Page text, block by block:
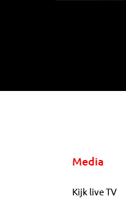
Media
Kijk live TV